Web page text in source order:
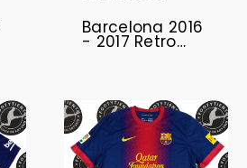
Barcelona 2016
- 2017 Retro